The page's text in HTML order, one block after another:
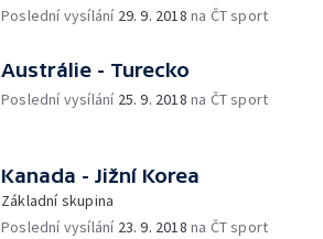
Poslední vysílání 29. 9. 2018 na ČT sport
Austrálie - Turecko
Poslední vysílání 25. 9. 2018 na ČT sport
Kanada - Jižní Korea
Základní skupina
Poslední vysílání 23. 9. 2018 na ČT sport